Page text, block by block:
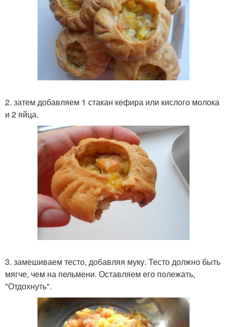
2. затем добавляем 1 стакан кефира или кислого молока
и 2 яйца.
3. замешиваем тесто, добавляя муку. Тесто должно быть
мягче, чем на пельмени. Оставляем его полежать,
"Отдохнуть".